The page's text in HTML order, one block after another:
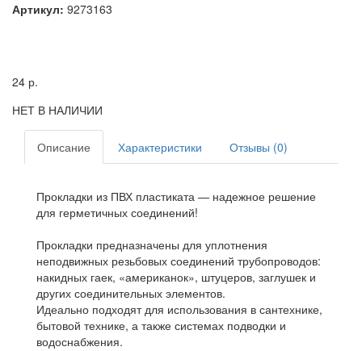
Артикул: 9273163
24 р.
НЕТ В НАЛИЧИИ
Описание Характеристики Отзывы (0)
Прокладки из ПВХ пластиката — надежное решение
для герметичных соединений!
Прокладки предназначены для уплотнения
неподвижных резьбовых соединений трубопроводов:
накидных гаек, «американок», штуцеров, заглушек и
других соединительных элементов.
Идеально подходят для использования в сантехнике,
бытовой технике, а также системах подводки и
водоснабжения.